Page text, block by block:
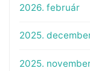
2026. február
2025.
2025.